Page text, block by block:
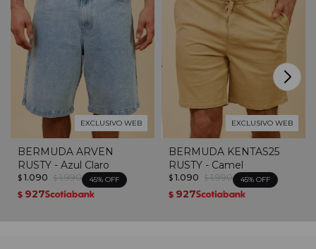
EXCLUSIVO WEB
BERMUDA ARVEN
RUSTY - Azul Claro
$ 1.090 $ 1.990 45
$ 927
EXCLUSIVO WEB
BERMUDA KENTAS25
RUSTY - Camel
$ 1.090 $ 1.990 45
$ 927